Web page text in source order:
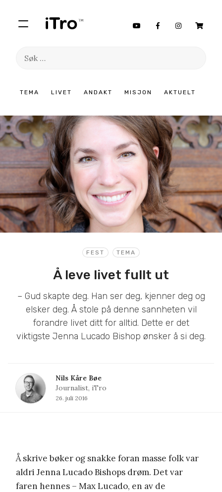
TEMA LIVET ANDAKT MISJON AKTUELT
Søk
innhold
FEST TEMA
Å leve livet fullt ut
– Gud skapte deg. Han ser deg, kjenner deg og
elsker deg. Å stole på denne sannheten vil
forandre livet ditt for alltid. Dette er det
viktigste Jenna Lucado Bishop ønsker å si deg.
Nils Kåre Bøe
Journalist, iTro
26. juli 2016
Å skrive bøker og snakke foran masse folk var
aldri Jenna Lucado Bishops drøm. Det var
faren hennes – Max Lucado, en av de